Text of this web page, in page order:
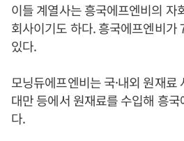
이들 계열사는 흥국에프엔비의 자
회사이기도 하다. 흥국에프엔비가
있다.
모닝듀에프엔비는 국·내외 원재료
대만 등에서 원재료를 수입해 흥
다.